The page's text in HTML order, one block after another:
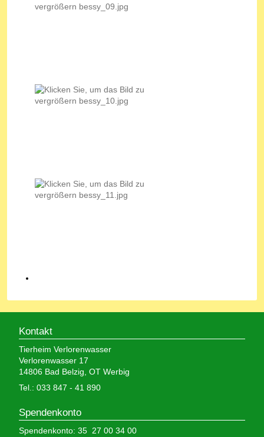
Kontakt
Tierheim Verlorenwasser
Verlorenwasser 17
14806 Bad Belzig, OT Werbig
Tel.: 033 847 - 41 890
Spendenkonto
Spendenkonto: 35 27 00 34 00